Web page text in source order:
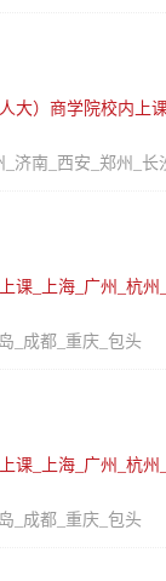
大）商学院校内上
济南_西安_郑州_长
课_上海_广州_杭
_成都_重庆_包头
课_上海_广州_杭
_成都_重庆_包头